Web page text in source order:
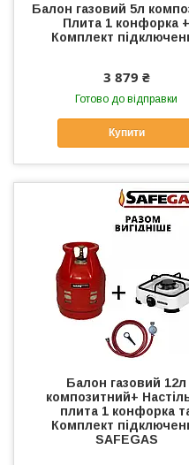
Балон газовий 5л
Плита 1 конфорка +
Комплект
3 879 ₴
Готово до відправки
Купити
Балон газовий 12л
композитний+
плита 1 конфорка
Комплект
SAFEGAS